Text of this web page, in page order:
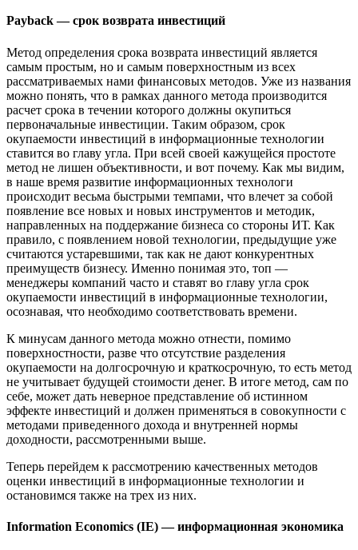
Payback — срок возврата инвестиций
Метод определения срока возврата инвестиций является
самым простым, но и самым поверхностным из всех
рассматриваемых нами финансовых методов. Уже из названия
можно понять, что в рамках данного метода производится
расчет срока в течении которого должны окупиться
первоначальные инвестиции. Таким образом, срок
окупаемости инвестиций в информационные технологии
ставится во главу угла. При всей своей кажущейся простоте
метод не лишен объективности, и вот почему. Как мы видим,
в наше время развитие информационных технологи
происходит весьма быстрыми темпами, что влечет за собой
появление все новых и новых инструментов и методик,
направленных на поддержание бизнеса со стороны ИТ. Как
правило, с появлением новой технологии, предыдущие уже
считаются устаревшими, так как не дают конкурентных
преимуществ бизнесу. Именно понимая это, топ —
менеджеры компаний часто и ставят во главу угла срок
окупаемости инвестиций в информационные технологии,
осознавая, что необходимо соответствовать времени.
К минусам данного метода можно отнести, помимо
поверхностности, разве что отсутствие разделения
окупаемости на долгосрочную и краткосрочную, то есть метод
не учитывает будущей стоимости денег. В итоге метод, сам по
себе, может дать неверное представление об истинном
эффекте инвестиций и должен применяться в совокупности с
методами приведенного дохода и внутренней нормы
доходности, рассмотренными выше.
Теперь перейдем к рассмотрению качественных методов
оценки инвестиций в информационные технологии и
остановимся также на трех из них.
Information Economics (IE) — информационная экономика